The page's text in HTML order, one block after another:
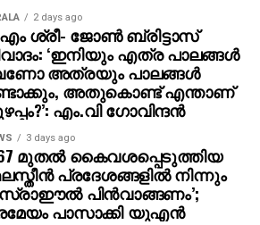
ഒലിവ് ഓയില്‍ മോണോ
ഫാറ്റും പോളിഫിനോളുകളും
മോശം കൊളസ്ട്രോള്‍ (LDL)
സ്ട്രെസ് കുറയ്ക്കാനും
ഇത്
ഒലെയിക് ആസിഡ്,
ഫോളേറ്റ്, വിറ്റാമിന്‍ ഇ
അവൊക്കാഡോ
നിയന്ത്രിക്കാന്‍
2 days ago
ശ്രീ- ജോണ്‍ ബ്രിട്ടാസ്
‘ഇനിയും എത്ര പാലങ്ങള്‍
അത്രയും പാലങ്ങള്‍
അതുകൊണ്ട് എന്താണ്
എം.വി ഗോവിന്ദന്‍
3 days ago
മുതല്‍ കൈവശപ്പെടുത്തിയ
പ്രദേശങ്ങളില്‍ നിന്നും
പിന്‍വാങ്ങണം’;
പാസാക്കി യുഎന്‍